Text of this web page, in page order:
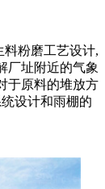
料粉磨工艺设计,
厂址附近的气象
于原料的堆放方
设计和雨棚的